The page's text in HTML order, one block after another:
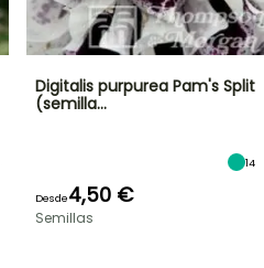
Digitalis purpurea Pam's Split
(semilla…
14
Desde4,50 €
Semillas